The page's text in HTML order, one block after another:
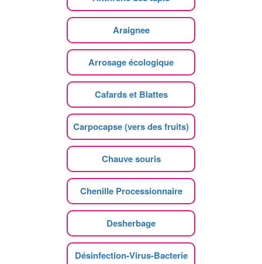
Araignee
Arrosage écologique
Cafards et Blattes
Carpocapse (vers des fruits)
Chauve souris
Chenille Processionnaire
Desherbage
Désinfection-Virus-Bacterie